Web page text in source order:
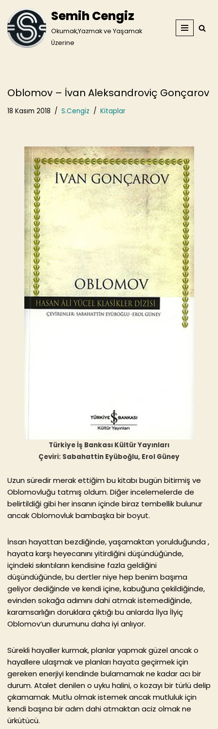
İçeriğe
geç
Semih Cengiz
Okumak,Yazmak ve Yaşamak
Üzerine
Oblomov – İvan Aleksandroviç Gonçarov
18 Kasım 2018 S.Cengiz Kitaplar
Türkiye İş Bankası Kültür Yayınları
Çeviri: Sabahattin Eyüboğlu, Erol Güney
Uzun süredir merak ettiğim bu kitabı bugün bitirmiş ve
Oblomovluğu tatmış oldum. Diğer incelemelerde de
belirtildiği gibi her insanın içinde biraz tembellik bulunur
ancak Oblomovluk bambaşka bir boyut.
İnsan hayattan bezdiğinde, yaşamaktan yorulduğunda ,
hayata karşı heyecanını yitirdiğini düşündüğünde,
içindeki sıkıntıların kendisine fazla geldiğini
düşündüğünde, bu dertler niye hep benim başıma
geliyor dediğinde ve kendi içine, kabuğuna çekildiğinde,
evinden sokağa adımını dahi atmak istemediğinde,
karamsarlığın doruklara çıktığı bu anlarda İlya İlyiç
Oblomov’un durumunu daha iyi anlıyor.
Sürekli hayaller kurmak, planlar yapmak güzel ancak o
hayallere ulaşmak ve planları hayata geçirmek için
gereken enerjiyi kendinde bulamamak ne kadar acı bir
durum. Atalet denilen o uyku halini, o kozayı bir türlü delip
çıkamamak. Mutlu olmak istemek ancak mutluluk için
kendi başına bir adım dahi atmaktan aciz olmak ne
ürkütücü.